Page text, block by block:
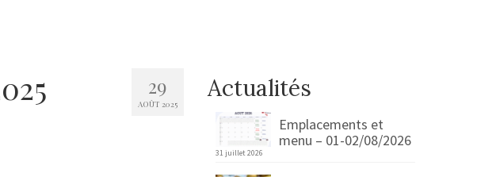
29
AOÛT 2025
Actualités
Emplacements et
menu – 01-02/08/2026
31 juillet 2026